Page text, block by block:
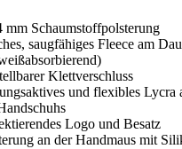
mm Schaumstoffpolsterung
saugfähiges Fleece am
Klettverschluss
und flexibles Lycra
Logo und Besatz
an der Handmaus mit